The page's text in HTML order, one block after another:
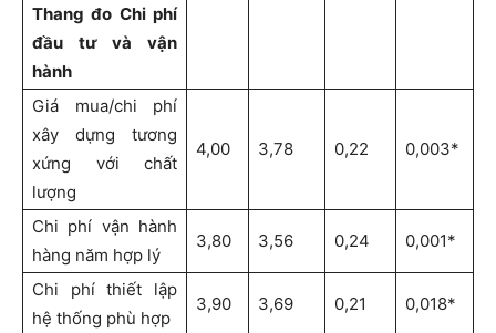
Thang đo Chi phí
đầu tư và vận
hành
Giá mua/chi phí
xây dựng tương
xứng với chất
lượng
4,00 3,78 0,22 0,003*
Chi phí vận hành
hàng năm hợp lý
3,80 3,56 0,24 0,001*
Chi phí thiết lập
hệ thống phù hợp
3,90 3,69 0,21 0,018*